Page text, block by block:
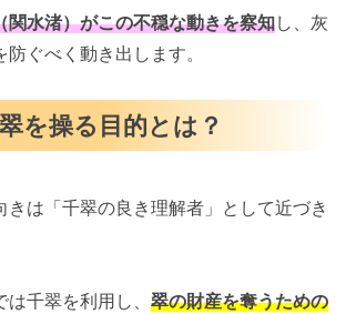
関水渚）がこの不穏な動きを察知し、灰
ぐべく動き出します。
を操る目的とは？
きは「千翠の良き理解者」として近づき
千翠を利用し、 翠の財産を奪うための